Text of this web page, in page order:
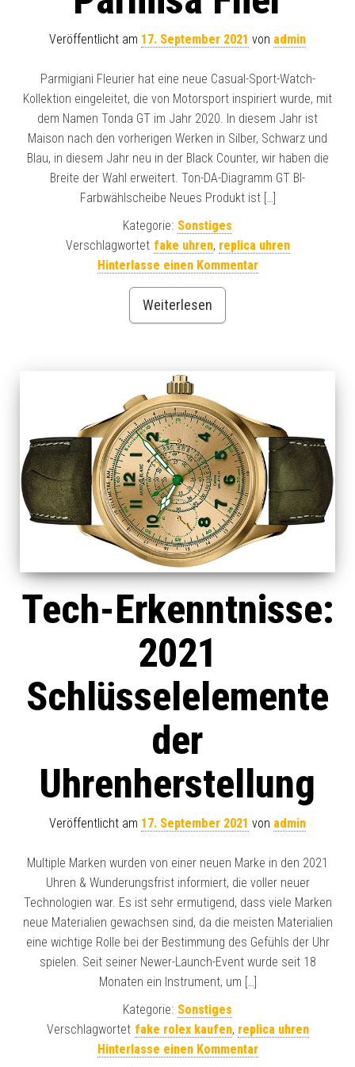
Veröffentlicht am 17. September 2021 von admin
Parmigiani Fleurier hat eine neue Casual-Sport-Watch-
Kollektion eingeleitet, die von Motorsport inspiriert wurde, mit
dem Namen Tonda GT im Jahr 2020. In diesem Jahr ist
Maison nach den vorherigen Werken in Silber, Schwarz und
Blau, in diesem Jahr neu in der Black Counter, wir haben die
Breite der Wahl erweitert. Ton-DA-Diagramm GT BI-
Farbwählscheibe Neues Produkt ist […]
Kategorie: Sonstiges
Verschlagwortet fake uhren, replica uhren
Hinterlasse einen Kommentar
Weiterlesen
Tech-Erkenntnisse:
2021
Schlüsselelemente
der
Uhrenherstellung
Veröffentlicht am 17. September 2021 von admin
Multiple Marken wurden von einer neuen Marke in den 2021
Uhren & Wunderungsfrist informiert, die voller neuer
Technologien war. Es ist sehr ermutigend, dass viele Marken
neue Materialien gewachsen sind, da die meisten Materialien
eine wichtige Rolle bei der Bestimmung des Gefühls der Uhr
spielen. Seit seiner Newer-Launch-Event wurde seit 18
Monaten ein Instrument, um […]
Kategorie: Sonstiges
Verschlagwortet fake rolex kaufen, replica uhren
Hinterlasse einen Kommentar